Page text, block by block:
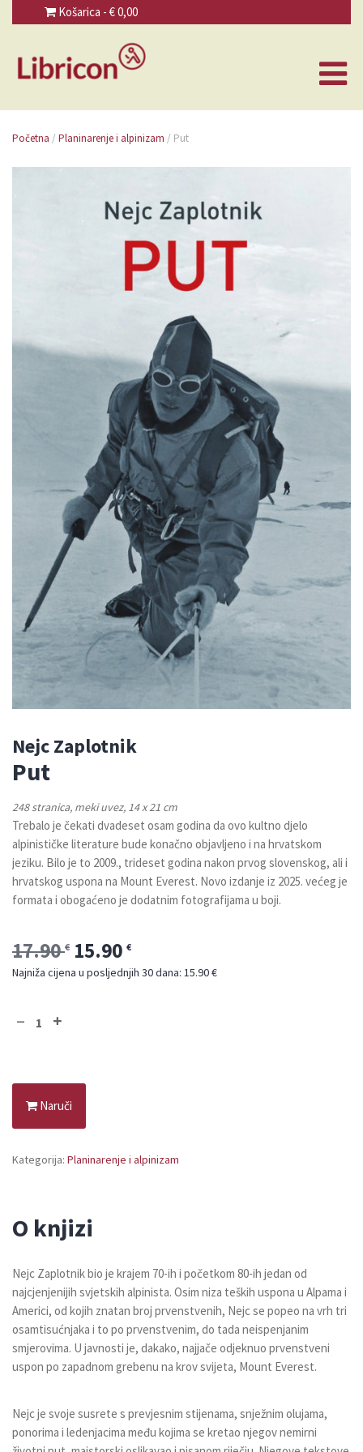
Košarica - €0,00
Početna / Planinarenje i alpinizam / Put
Nejc Zaplotnik
Put
248 stranica, meki uvez, 14 x 21 cm
Trebalo je čekati dvadeset osam godina da ovo kultno djelo
alpinističke literature bude konačno objavljeno i na hrvatskom
jeziku. Bilo je to 2009., trideset godina nakon prvog slovenskog, ali i
hrvatskog uspona na Mount Everest. Novo izdanje iz 2025. većeg je
formata i obogaćeno je dodatnim fotografijama u boji.
17.90€ 15.90 €
Najniža cijena u posljednjih 30 dana: 15.90 €
Naruči
Kategorija: Planinarenje i alpinizam
O knjizi
Nejc Zaplotnik bio je krajem 70-ih i početkom 80-ih jedan od
najcjenjenijih svjetskih alpinista. Osim niza teških uspona u Alpama i
Americi, od kojih znatan broj prvenstvenih, Nejc se popeo na vrh tri
osamtisućnjaka i to po prvenstvenim, do tada neispenjanim
smjerovima. U javnosti je, dakako, najjače odjeknuo prvenstveni
uspon po zapadnom grebenu na krov svijeta, Mount Everest.
Nejc je svoje susrete s prevjesnim stijenama, snježnim olujama,
ponorima i ledenjacima među kojima se kretao njegov nemirni